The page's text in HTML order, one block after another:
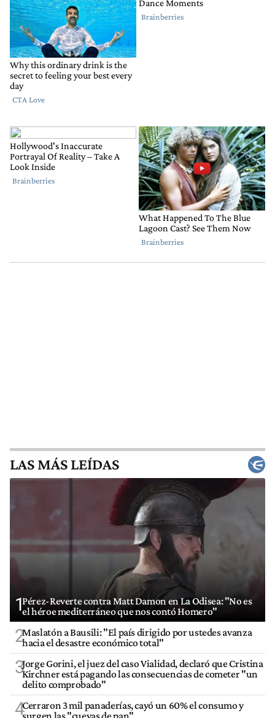
LAS MÁS LEÍDAS
1Pérez-Reverte contra Matt Damon en La Odisea: "No es
el héroe mediterráneo que nos contó Homero"
2Maslatón a Bausili: "El país dirigido por ustedes avanza
hacia el desastre económico total"
3Jorge Gorini, el juez del caso Vialidad, declaró que Cristina
Kirchner está pagando las consecuencias de cometer "un
delito comprobado"
4Cerraron 3 mil panaderías, cayó un 60% el consumo y
surgen las "cuevas de pan"